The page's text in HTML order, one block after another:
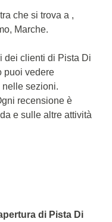
che si trova a ,
Marche.
dei clienti di Pista Di
puoi vedere
sezioni.
recensione è
e sulle altre attività
di Pista Di